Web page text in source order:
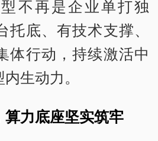
不再是企业单打独
底、有技术支撑、
体行动，持续激活中
生动力。
算力底座坚实筑牢